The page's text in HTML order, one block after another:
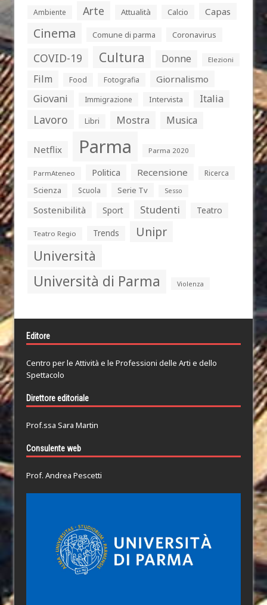
Ambiente Arte Attualità Calcio Capas
Cinema Comune di parma Coronavirus
COVID-19 Cultura Donne Elezioni
Film Food Fotografia Giornalismo
Giovani Immigrazione Intervista Italia
Lavoro Libri Mostra Musica
Netflix Parma Parma 2020
ParmAteneo Politica Recensione
Ricerca
Scienza
Scuola Serie Tv Sesso
Sostenibilità Sport Studenti Teatro
Teatro Regio Trends Unipr
Università
Università di Parma Violenza
Editore
Centro per le Attività e le Professioni delle Arti e dello
Spettacolo
Direttore editoriale
Prof.ssa Sara Martin
Consulente web
Prof. Andrea Pescetti